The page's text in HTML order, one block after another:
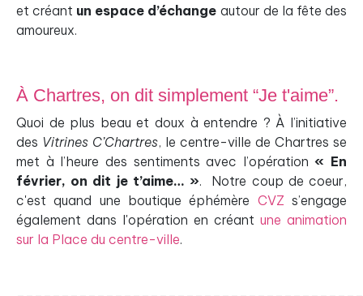
et créant un espace d’échange autour de la fête des
amoureux.
À Chartres, on dit simplement “Je t'aime”.
Quoi de plus beau et doux à entendre ? À l’initiative
des Vitrines C’Chartres, le centre-ville de Chartres se
met à l’heure des sentiments avec l’opération« En
février, on dit je t’aime… ». Notre coup de coeur,
c'est quand une boutique éphémère CVZ s’engage
également dans l'opération en créant une animation
sur la Place du centre-ville.